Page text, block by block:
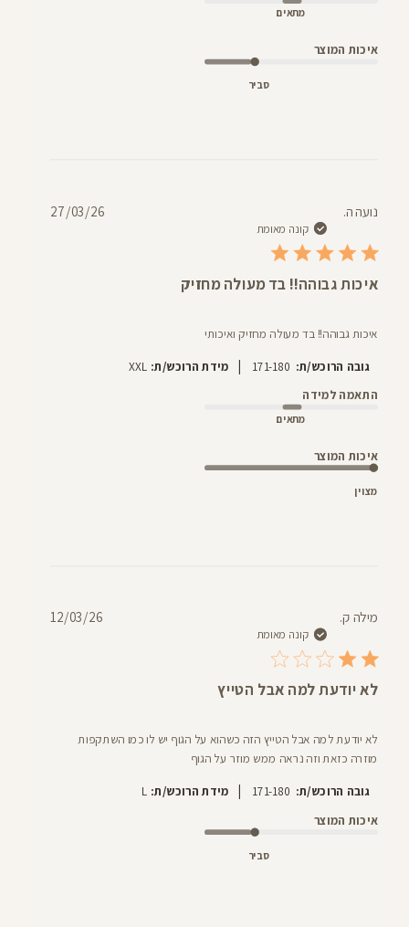
מתאים
איכות המוצר
סביר
נועה ה.
קונה מאומת
איכות גבוהה!! בד מעולה מחזיק
איכות גבוהה!! בד מעולה מחזיק ואיכותי
גובה הרוכש/ת: 171-180 מידת הרוכש/ת: XXL
התאמה למידה
מתאים
איכות המוצר
מצוין
27/03/26
מילה ק.
קונה מאומת
לא יודעת למה אבל הטייץ
לא יודעת למה אבל הטייץ הזה כשהוא על הגוף יש לו כמו השתקפות
מוזרה כזאת וזה נראה ממש מוזר על הגוף
גובה הרוכש/ת: 171-180 מידת הרוכש/ת: L
איכות המוצר
סביר
תאריך12/03/26